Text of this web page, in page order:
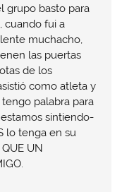
grupo basto para
cuando fui a
muchacho,
las puertas
de los
como atleta y
palabra para
sintiendo-
lo tenga en su
UN